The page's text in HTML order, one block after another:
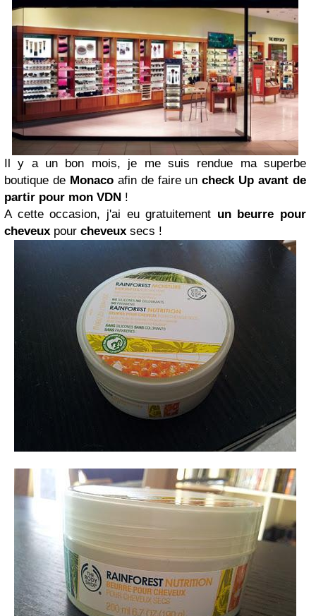
Il y a un bon mois, je me suis rendue ma superbe
boutique de Monacoafin de faire un check Up avant de
partir pour mon VDN !
A cette occasion, j'ai eu gratuitement un beurre pour
cheveux pour cheveux secs !